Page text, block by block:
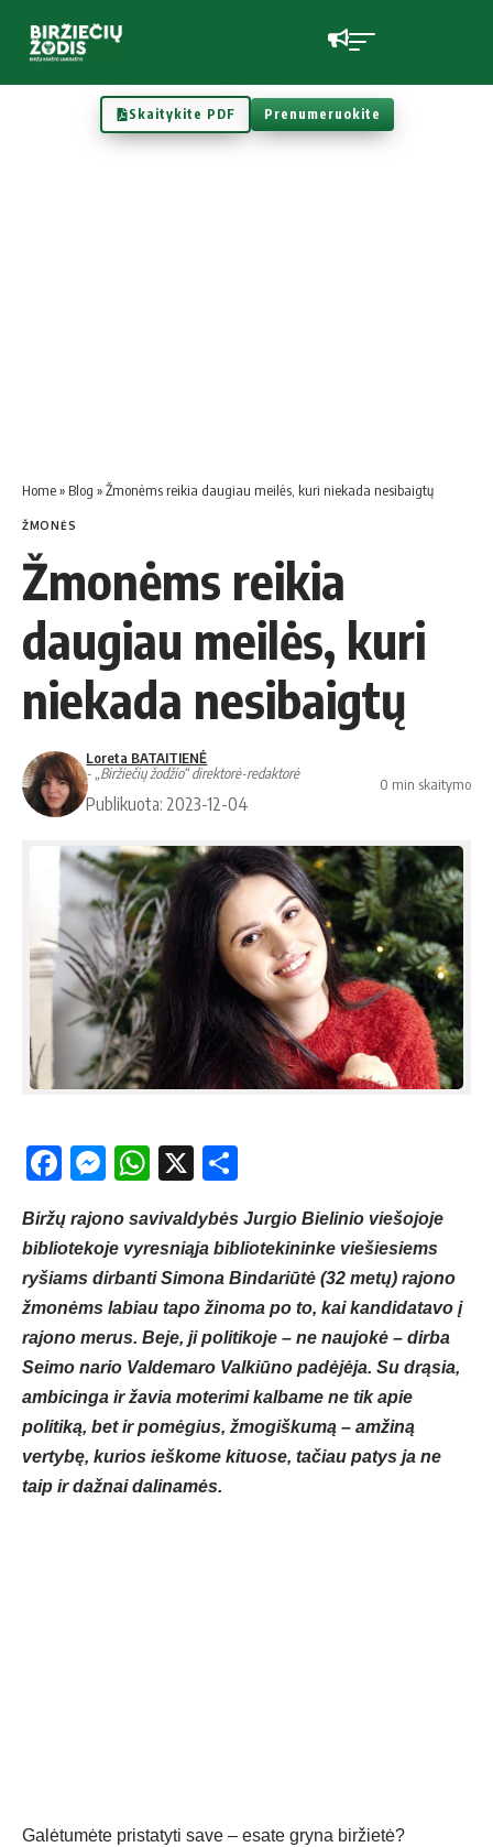
Skaitykite PDF Prenumeruokite
Home» Blog »Žmonėms reikia daugiau meilės, kuri niekada nesibaigtų
ŽMONĖS
Žmonėms reikia
daugiau meilės, kuri
niekada nesibaigtų
Loreta BATAITIENĖ
- „Biržiečių žodžio“ direktorė-redaktorė
Publikuota: 2023-12-04
0 min skaitymo
Facebook
Messenger
WhatsApp
X
Biržų rajono savivaldybės Jurgio Bielinio viešojoje
bibliotekoje vyresniąja bibliotekininke viešiesiems
ryšiams dirbanti Simona Bindariūtė (32 metų) rajono
žmonėms labiau tapo žinoma po to, kai kandidatavo į
rajono merus. Beje, ji politikoje – ne naujokė – dirba
Seimo nario Valdemaro Valkiūno padėjėja. Su drąsia,
ambicinga ir žavia moterimi kalbame ne tik apie
politiką, bet ir pomėgius, žmogiškumą – amžiną
vertybę, kurios ieškome kituose, tačiau patys ja ne
taip ir dažnai dalinamės.
Galėtumėte pristatyti save – esate gryna biržietė?